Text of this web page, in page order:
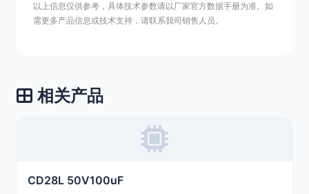
以上信息仅供参考，具体技术参数请以厂家官方数据手册为准。如
需更多产品信息或技术支持，请联系我司销售人员。
相关产品
CD28L 50V100uF